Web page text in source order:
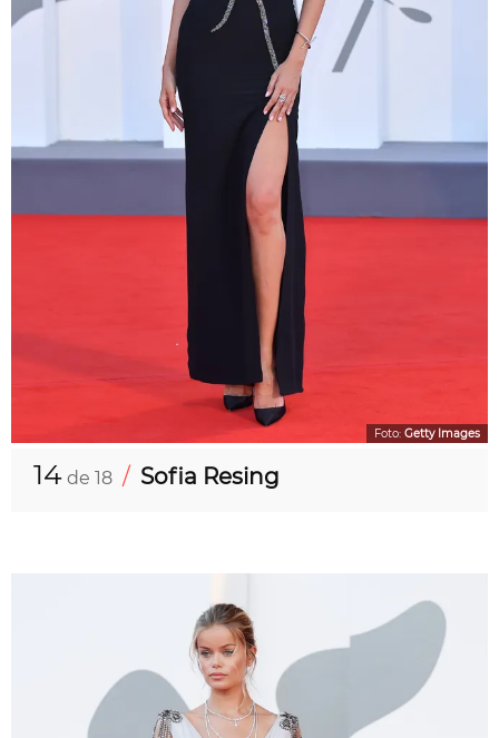
Foto: Getty Images
14 de 18 / Sofia Resing